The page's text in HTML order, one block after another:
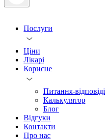
Послуги
Ціни
Лікарі
Корисне
Питання-відповіді
Калькулятор
Блог
Відгуки
Контакти
Про нас